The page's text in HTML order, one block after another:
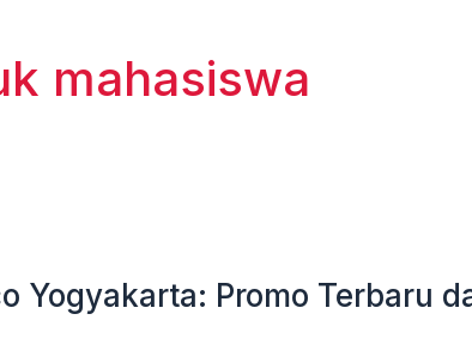
mahasiswa
Yogyakarta: Promo Terbaru